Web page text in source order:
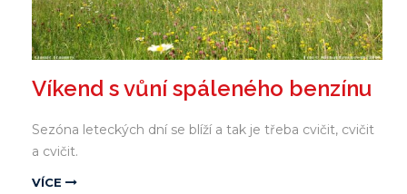
Víkend s vůní spáleného benzínu
Sezóna leteckých dní se blíží a tak je třeba cvičit, cvičit
a cvičit.
VÍCE